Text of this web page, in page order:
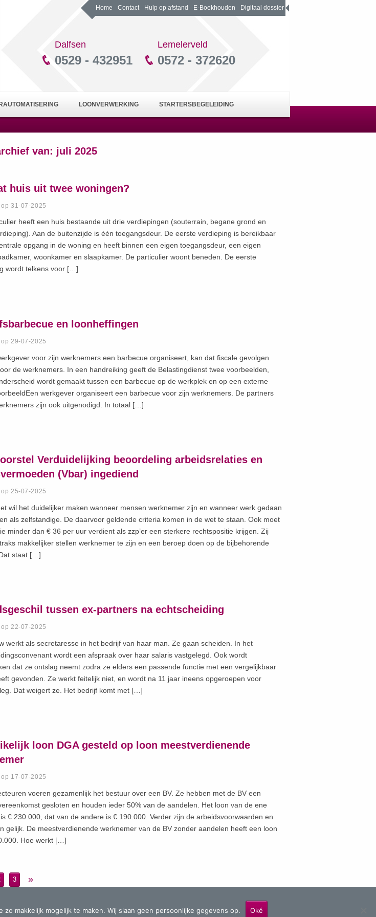
Home Contact Hulp op afstand E-Boekhouden Digitaal dossier
Dalfsen
0529 - 432951
Lemelerveld
0572 - 372620
LOONVERWERKING STARTERSBEGELEIDING
van: juli 2025
huis uit twee woningen?
31-07-2025
heeft een huis bestaande uit drie verdiepingen (souterrain, begane grond en
Aan de buitenzijde is één toegangsdeur. De eerste verdieping is bereikbaar
opgang in de woning en heeft binnen een eigen toegangsdeur, een eigen
woonkamer en slaapkamer. De particulier woont beneden. De eerste
wordt telkens voor […]
en loonheffingen
29-07-2025
voor zijn werknemers een barbecue organiseert, kan dat fiscale gevolgen
de werknemers. In een handreiking geeft de Belastingdienst twee voorbeelden,
wordt gemaakt tussen een barbecue op de werkplek en op een externe
werkgever organiseert een barbecue voor zijn werknemers. De partners
zijn ook uitgenodigd. In totaal […]
Verduidelijking beoordeling arbeidsrelaties en
(Vbar) ingediend
25-07-2025
wil het duidelijker maken wanneer mensen werknemer zijn en wanneer werk gedaan
als zelfstandige. De daarvoor geldende criteria komen in de wet te staan. Ook moet
minder dan € 36 per uur verdient als zzp’er een sterkere rechtspositie krijgen. Zij
makkelijker stellen werknemer te zijn en een beroep doen op de bijbehorende
staat […]
tussen ex-partners na echtscheiding
22-07-2025
werkt als secretaresse in het bedrijf van haar man. Ze gaan scheiden. In het
wordt een afspraak over haar salaris vastgelegd. Ook wordt
dat ze ontslag neemt zodra ze elders een passende functie met een vergelijkbaar
gevonden. Ze werkt feitelijk niet, en wordt na 11 jaar ineens opgeroepen voor
Dat weigert ze. Het bedrijf komt met […]
loon DGA gesteld op loon meestverdienende
17-07-2025
voeren gezamenlijk het bestuur over een BV. Ze hebben met de BV een
gesloten en houden ieder 50% van de aandelen. Het loon van de ene
€ 230.000, dat van de andere is € 190.000. Verder zijn de arbeidsvoorwaarden en
gelijk. De meestverdienende werknemer van de BV zonder aandelen heeft een loon
Hoe werkt […]
3 »
makkelijk mogelijk te maken. Wij slaan geen persoonlijke gegevens op. Oké